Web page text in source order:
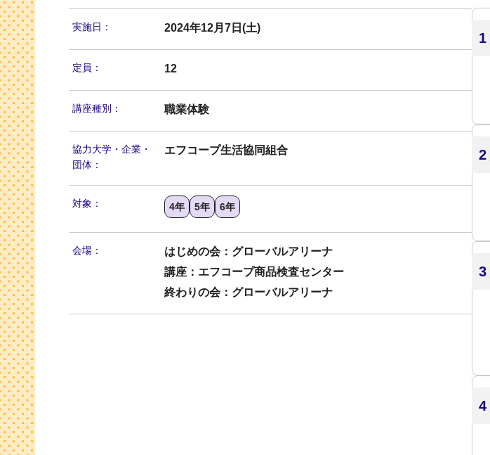
実施日： 2024年12月7日(土)
定員： 12
講座種別： 職業体験
協力大学・ 企業・
団体：
エフコープ生活協同組合
対象： 4年 5年 6年
会場：
はじめの会：グローバルアリーナ
講座：エフコープ商品検査センター
終わりの会：グローバルアリーナ
1
2
3
4